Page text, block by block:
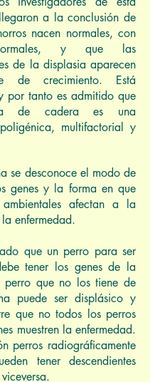
a la conclusión de
nacen normales, con
y que las
de la displasia aparecen
crecimiento. Está
por tanto es admitido que
de cadera es una
multifactorial y
se desconoce el modo de
genes y la forma en que
ambientales afectan a la
enfermedad.
que un perro para ser
tener los genes de la
perro que no los tiene de
puede ser displásico y
que no todos los perros
muestren la enfermedad.
perros radiográficamente
tener descendientes